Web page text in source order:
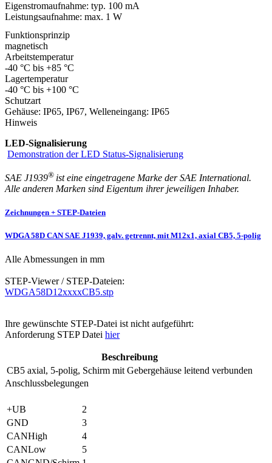
Eigenstromaufnahme: typ. 100 mA
Leistungsaufnahme: max. 1 W
Funktionsprinzip
magnetisch
Arbeitstemperatur
-40 °C bis +85 °C
Lagertemperatur
-40 °C bis +100 °C
Schutzart
Gehäuse: IP65, IP67, Welleneingang: IP65
Hinweis
LED-Signalisierung
Demonstration der LED Status-Signalisierung
SAE J1939® ist eine eingetragene Marke der SAE International.
Alle anderen Marken sind Eigentum ihrer jeweiligen Inhaber.
Zeichnungen + STEP-Dateien
WDGA 58D CAN SAE J1939, galv. getrennt, mit M12x1, axial CB5, 5-polig
Alle Abmessungen in mm
STEP-Viewer / STEP-Dateien:
WDGA58D12xxxxCB5.stp
Ihre gewünschte STEP-Datei ist nicht aufgeführt:
Anforderung STEP Datei hier
Beschreibung
CB5 axial, 5-polig, Schirm mit Gebergehäuse leitend verbunden
Anschlussbelegungen
+UB
2
GND
3
CANHigh
4
CANLow
5